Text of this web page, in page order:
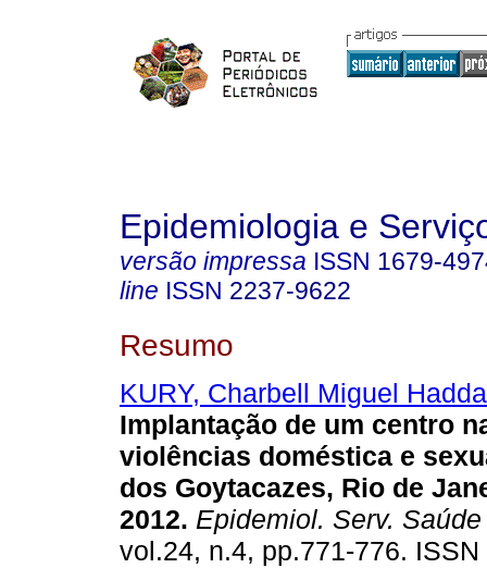
Epidemiologia e
versão impressa ISSN 1679-
line ISSN 2237-9622
Resumo
KURY, Charbell Miguel
Implantação de um centro
violências doméstica e
dos Goytacazes, Rio de
2012. Epidemiol. Serv. Saúde
vol.24, n.4, pp.771-776.